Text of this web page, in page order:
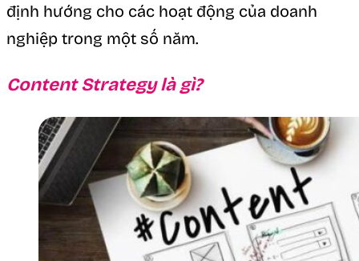
định hướng cho các hoạt động của doanh
nghiệp trong một số năm.
Content Strategy là gì?